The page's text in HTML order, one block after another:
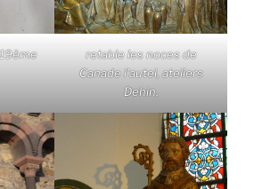
retable les noces de
Canade l'autel, ateliers
Dehin,